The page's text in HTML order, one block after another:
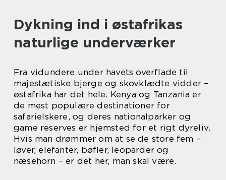
Dykning ind i østafrikas
naturlige underværker
Fra vidundere under havets overflade til
majestætiske bjerge og skovklædte vidder –
østafrika har det hele. Kenya og Tanzania er
de mest populære destinationer for
safarielskere, og deres nationalparker og
game reserves er hjemsted for et rigt dyreliv.
Hvis man drømmer om at se de store fem –
løver, elefanter, bøfler, leoparder og
næsehorn – er det her, man skal være.